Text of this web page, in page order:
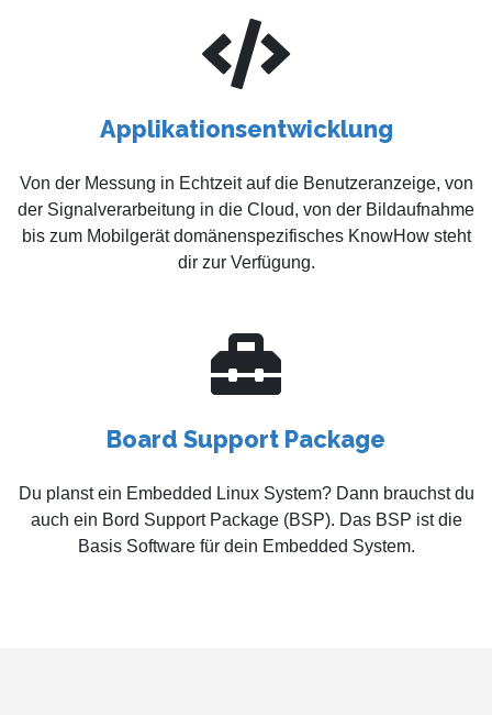
Applikationsentwicklung
Von der Messung in Echtzeit auf die Benutzeranzeige, von
der Signalverarbeitung in die Cloud, von der Bildaufnahme
bis zum Mobilgerät domänenspezifisches KnowHow steht
dir zur Verfügung.
Board Support Package
Du planst ein Embedded Linux System? Dann brauchst du
auch ein Bord Support Package (BSP). Das BSP ist die
Basis Software für dein Embedded System.